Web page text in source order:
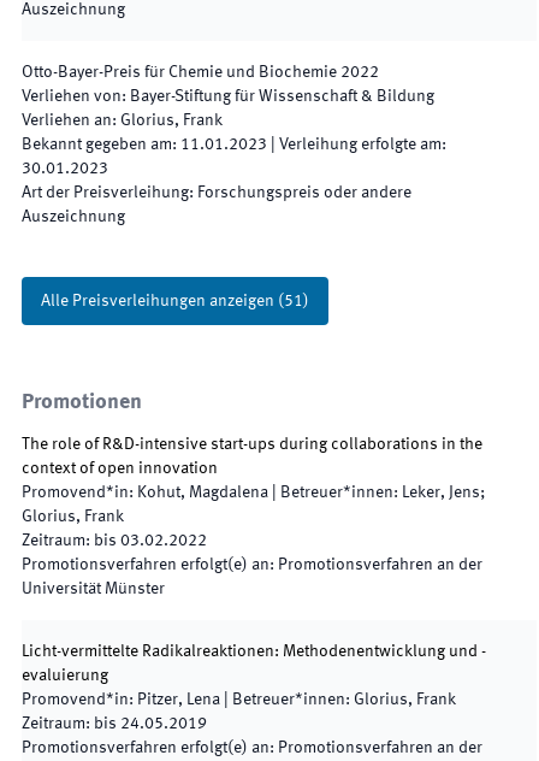
Auszeichnung
Otto-Bayer-Preis für Chemie und Biochemie 2022
Verliehen von: Bayer-Stiftung für Wissenschaft & Bildung
Verliehen an: Glorius, Frank
Bekannt gegeben am: 11.01.2023 Verleihung erfolgte am:
30.01.2023
Art der Preisverleihung: Forschungspreis oder andere
Auszeichnung
Alle Preisverleihungen anzeigen (51)
Promotionen
The role of R&D-intensive start-ups during collaborations in the
context of open innovation
Promovend*in: Kohut, Magdalena Betreuer*innen: Leker, Jens;
Glorius, Frank
Zeitraum: bis 03.02.2022
Promotionsverfahren erfolgt(e) an: Promotionsverfahren an der
Universität Münster
Licht-vermittelte Radikalreaktionen: Methodenentwicklung und -
evaluierung
Promovend*in: Pitzer, Lena Betreuer*innen: Glorius, Frank
Zeitraum: bis 24.05.2019
Promotionsverfahren erfolgt(e) an: Promotionsverfahren an der